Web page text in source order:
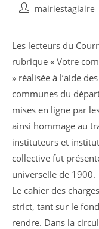
Auteur/autrice
publication :
mairiestagiaire
Les lecteurs du
rubrique « Votre
» réalisée à l’aide
communes du
mises en ligne par
ainsi hommage au
instituteurs et
collective fut
universelle de 1900.
Le cahier des
strict, tant sur le
rendre. Dans la